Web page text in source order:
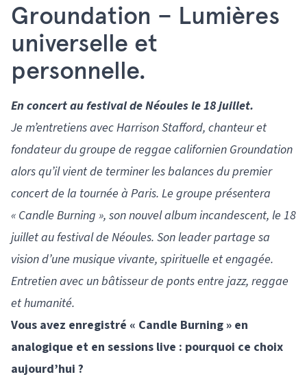
Groundation – Lumières
universelle et
personnelle.
En concert au festival de Néoules le 18 juillet.
Je m’entretiens avec Harrison Stafford, chanteur et
fondateur du groupe de reggae californien Groundation
alors qu’il vient de terminer les balances du premier
concert de la tournée à Paris. Le groupe présentera
« Candle Burning », son nouvel album incandescent, le 18
juillet au festival de Néoules. Son leader partage sa
vision d’une musique vivante, spirituelle et engagée.
Entretien avec un bâtisseur de ponts entre jazz, reggae
et humanité.
Vous avez enregistré « Candle Burning » en
analogique et en sessions live : pourquoi ce choix
aujourd’hui ?